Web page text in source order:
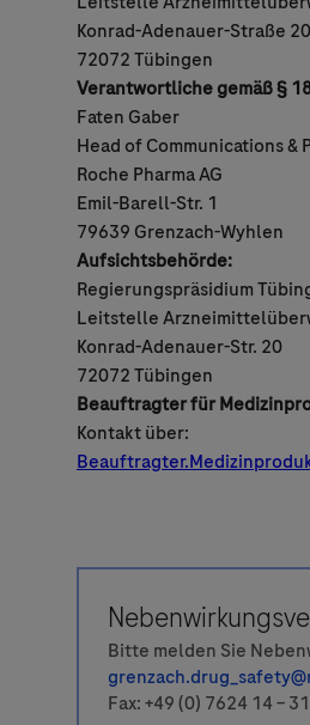
Konrad-Adenauer-Straße 20
72072 Tübingen
Verantwortliche gemäß §
Faten Gaber
Head of Communications &
Roche Pharma AG
Emil-Barell-Str. 1
79639 Grenzach-Wyhlen
Aufsichtsbehörde:
Regierungspräsidium
Leitstelle
Konrad-Adenauer-Str. 20
72072 Tübingen
Beauftragter für
Kontakt über:
Bitte melden Sie
Fax: +49 (0) 7624 14 –